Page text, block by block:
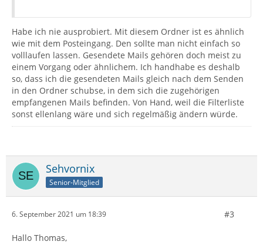
Habe ich nie ausprobiert. Mit diesem Ordner ist es ähnlich
wie mit dem Posteingang. Den sollte man nicht einfach so
volllaufen lassen. Gesendete Mails gehören doch meist zu
einem Vorgang oder ähnlichem. Ich handhabe es deshalb
so, dass ich die gesendeten Mails gleich nach dem Senden
in den Ordner schubse, in dem sich die zugehörigen
empfangenen Mails befinden. Von Hand, weil die Filterliste
sonst ellenlang wäre und sich regelmäßig ändern würde.
Sehvornix
Senior-Mitglied
6. September 2021 um 18:39 #3
Hallo Thomas,